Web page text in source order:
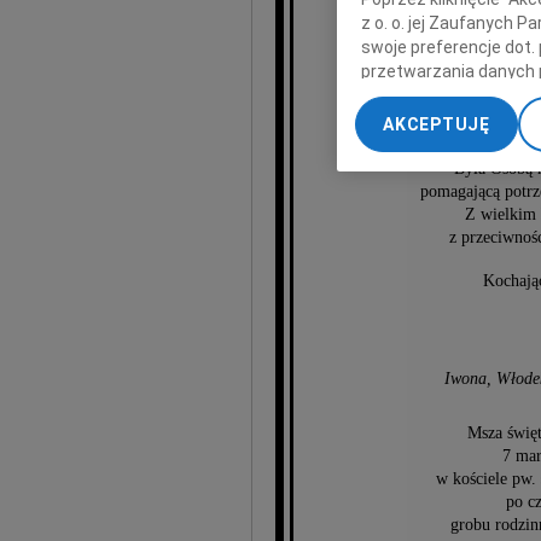
Wdowa po
Była
pomagającą
Z wielkim
z
Iwona,
Msza
7
w kościele pw.
po
grobu
z o. o. jej Zaufanych
swoje preferencje dot.
przetwarzania danych
„Ustawienia
My, nasi Zaufani
dokładnych danych
Przechowywanie
treści, badnie
AKCEPTUJĘ